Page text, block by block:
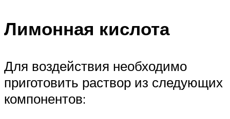
Лимонная кислота
Для воздействия необходимо
приготовить раствор из следующих
компонентов: